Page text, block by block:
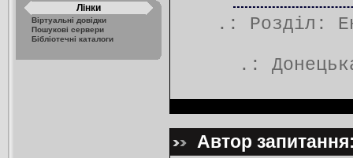
Лінки
Віртуальні довідки
Пошукові сервери
Бібліотечні каталоги
.: Розділ:
.:
Автор